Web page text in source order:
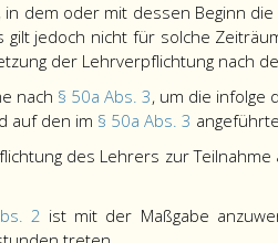
in dem oder mit dessen Beginn die
gilt jedoch nicht für solche
der Lehrverpflichtung nach
nach § 50a Abs. 3, um die infolge
auf den im § 50a Abs. 3
des Lehrers zur
2 ist mit der Maßgabe